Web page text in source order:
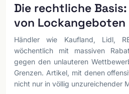
Die rechtliche
von Lockangeboten
Händler wie Kaufland, Lidl,
wöchentlich mit massiven
gegen den unlauteren
Grenzen. Artikel, mit denen
nicht nur in völlig unzureichender